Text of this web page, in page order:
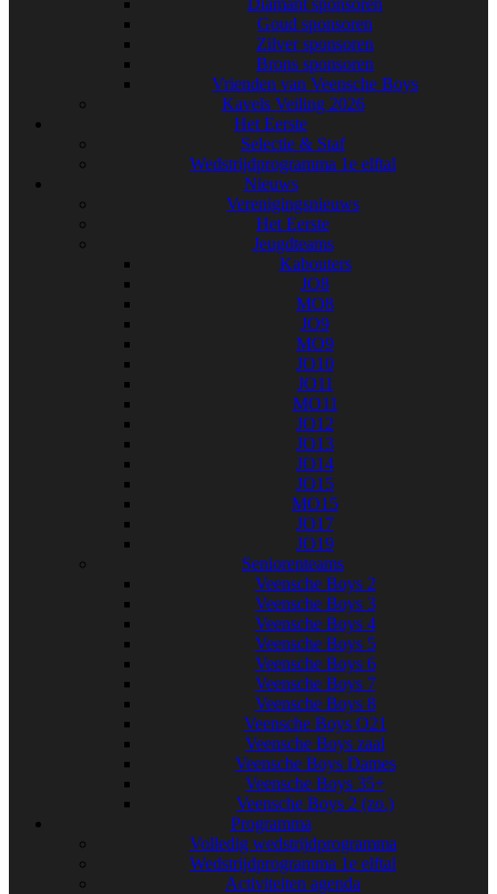
Diamant sponsoren
Goud sponsoren
Zilver sponsoren
Brons sponsoren
Vrienden van Veensche Boys
Kavels Veiling 2026
Het Eerste
Selectie & Staf
Wedstrijdprogramma 1e elftal
Nieuws
Verenigingsnieuws
Het Eerste
Jeugdteams
Kabouters
JO8
MO8
JO9
MO9
JO10
JO11
MO11
JO12
JO13
JO14
JO15
MO15
JO17
JO19
Seniorenteams
Veensche Boys 2
Veensche Boys 3
Veensche Boys 4
Veensche Boys 5
Veensche Boys 6
Veensche Boys 7
Veensche Boys 8
Veensche Boys O21
Veensche Boys zaal
Veensche Boys Dames
Veensche Boys 35+
Veensche Boys 2 (zo.)
Programma
Volledig wedstrijdprogramma
Wedstrijdprogramma 1e elftal
Activiteiten agenda